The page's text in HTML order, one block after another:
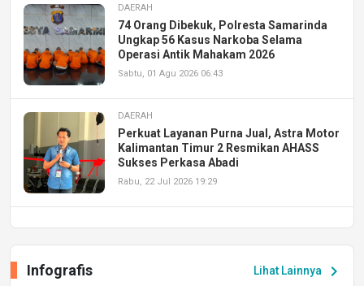
DAERAH
74 Orang Dibekuk, Polresta Samarinda
Ungkap 56 Kasus Narkoba Selama
Operasi Antik Mahakam 2026
Sabtu, 01 Agu 2026 06:43
DAERAH
Perkuat Layanan Purna Jual, Astra Motor
Kalimantan Timur 2 Resmikan AHASS
Sukses Perkasa Abadi
Rabu, 22 Jul 2026 19:29
Peluang Kerja dan MagangLihat Lainnya chevron_right
Infografis